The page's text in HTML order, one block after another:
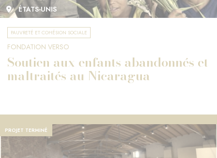
ÉTATS-UNIS
PAUVRETÉ ET COHÉSION SOCIALE
FONDATION VERSO
Soutien aux enfants abandonnés et
maltraités au Nicaragua
PROJET TERMINÉ